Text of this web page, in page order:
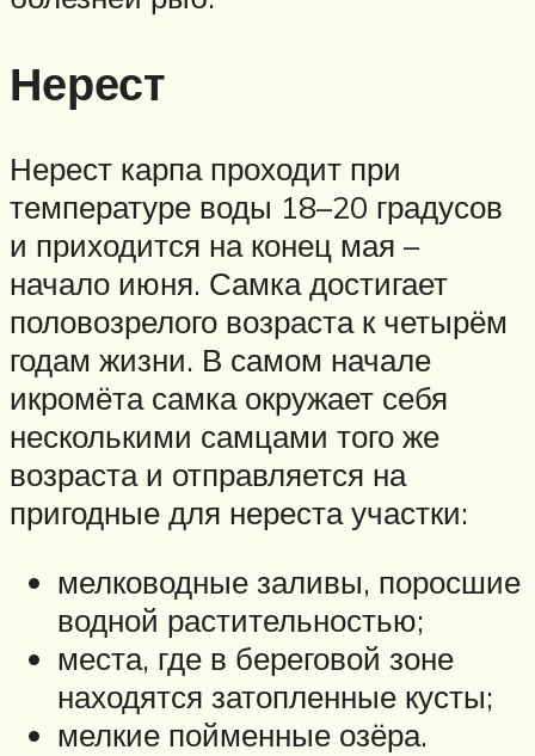
Нерест
Нерест карпа проходит при
температуре воды 18–20 градусов
и приходится на конец мая –
начало июня. Самка достигает
половозрелого возраста к четырём
годам жизни. В самом начале
икромёта самка окружает себя
несколькими самцами того же
возраста и отправляется на
пригодные для нереста участки:
мелководные заливы, поросшие
водной растительностью;
места, где в береговой зоне
находятся затопленные кусты;
мелкие пойменные озёра.